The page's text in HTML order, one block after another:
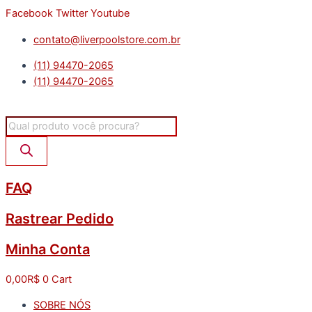
Ir
conteúdo
Facebook Twitter Youtube
contato@liverpoolstore.com.br
(11) 94470-2065
(11) 94470-2065
Pesquisar
produtos
FAQ
Rastrear Pedido
Minha Conta
0,00R$ 0 Cart
SOBRE NÓS